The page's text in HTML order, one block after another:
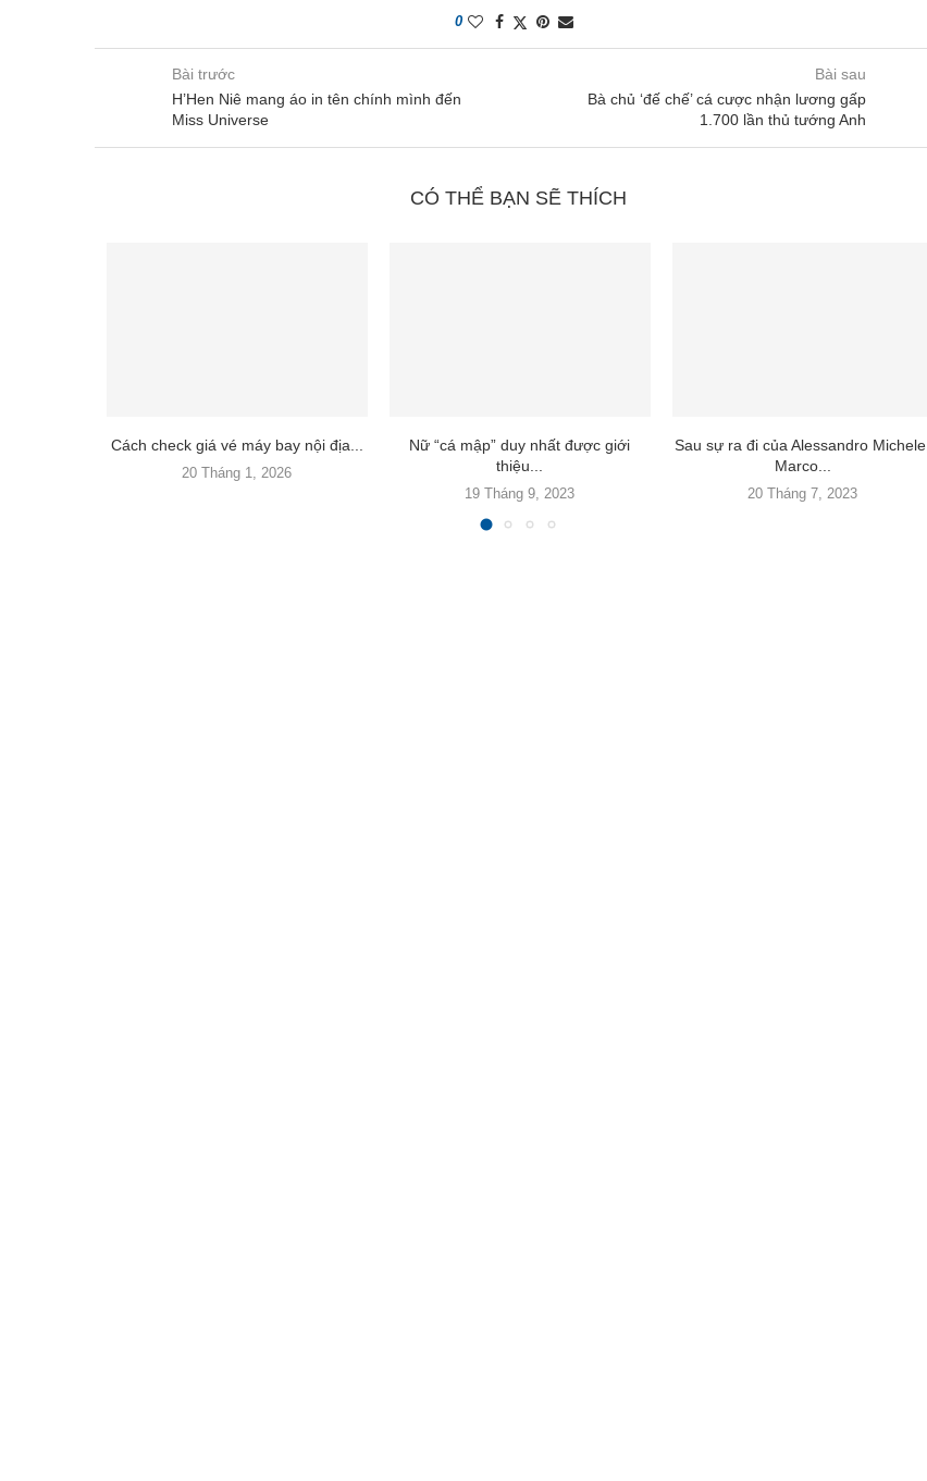
0
Bài trước
H’Hen Niê mang áo in tên chính mình đến
Miss Universe
Bài sau
Bà chủ ‘đế chế’ cá cược nhận lương gấp
1.700 lần thủ tướng Anh
CÓ THỂ BẠN SẼ THÍCH
Cách check giá vé máy bay nội địa...
20 Tháng 1, 2026
Nữ “cá mập” duy nhất được giới
thiệu...
19 Tháng 9, 2023
Sau sự ra đi của Alessandro Michele,
Marco...
20 Tháng 7, 2023